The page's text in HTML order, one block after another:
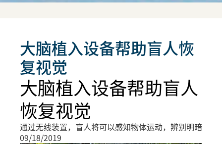
大脑植入设备帮助盲人恢
复视觉
大脑植入设备帮助盲人
恢复视觉
通过无线装置，盲人将可以感知物体运动，辨别明暗
09/18/2019